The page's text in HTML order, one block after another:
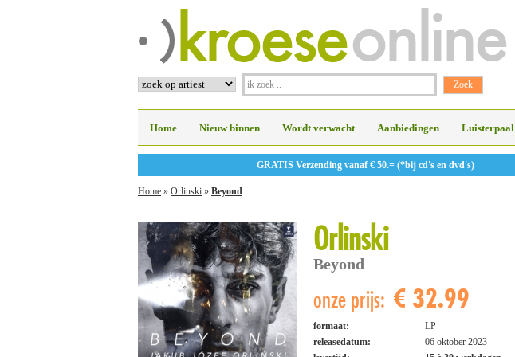
Home Nieuw binnen Wordt verwacht Aanbiedingen Luisterpaal
GRATIS Verzending vanaf € 50.= (*bij cd's en dvd's)
Home » Orlinski » Beyond
Orlinski
Beyond
onze prijs: € 32.99
formaat:
LP
releasedatum:
06 oktober 2023